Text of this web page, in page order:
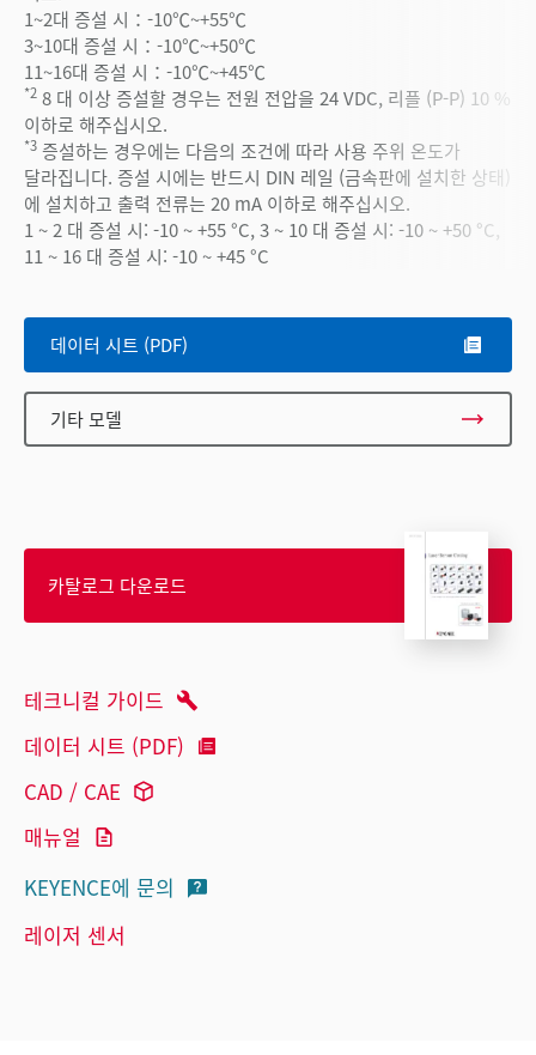
1~2대 증설 시：-10℃~+55℃
3~10대 증설 시：-10℃~+50℃
11~16대 증설 시：-10℃~+45℃
*2 8 대 이상 증설할 경우는 전원 전압을 24 VDC, 리플 (P-P) 10 %
이하로 해주십시오.
*3 증설하는 경우에는 다음의 조건에 따라 사용 주위 온도가
달라집니다. 증설 시에는 반드시 DIN 레일 (금속판에 설치한 상태)
에 설치하고 출력 전류는 20 mA 이하로 해주십시오.
1 ~ 2 대 증설 시: -10 ~ +55 °C, 3 ~ 10 대 증설 시: -10 ~ +50 °C,
11 ~ 16 대 증설 시: -10 ~ +45 °C
데이터 시트 (PDF)
기타 모델
카탈로그 다운로드
테크니컬 가이드
데이터 시트 (PDF)
CAD / CAE
매뉴얼
KEYENCE에 문의
레이저 센서